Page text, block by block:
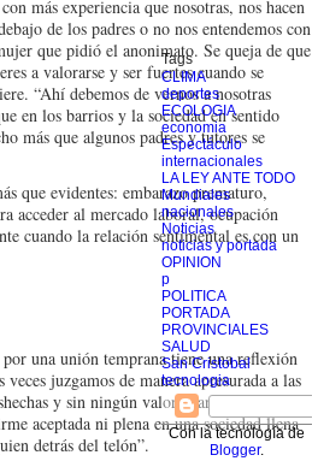
más experiencia que nosotras, nos hacen
de los padres o no nos entendemos con
que pidió el anonimato. Se queja de que
a valorarse y ser fuertes cuando se
“Ahí debemos de vernos a nosotras
en los barrios y la sociedad en sentido
más que algunos padres y tutores se
que evidentes: embarazo prematuro,
acceder al mercado laboral, ocupación
cuando la relación sentimental es con un
una unión temprana tiene una reflexión
juzgamos de manera apresurada a las
y sin ningún valor aparente. Me ha
aceptada ni plena en una sociedad llena
detrás del telón”.
Tags
CLIMA
deportes
ECOLOGIA
economia
Espectáculo
internacionales
LA LEY ANTE TODO
Mundiales
nacionales
Noticias
noticias y portada
OPINION
p
POLITICA
PORTADA
PROVINCIALES
SALUD
San Cristobal
tecnologia
Con la tecnología de
Blogger.